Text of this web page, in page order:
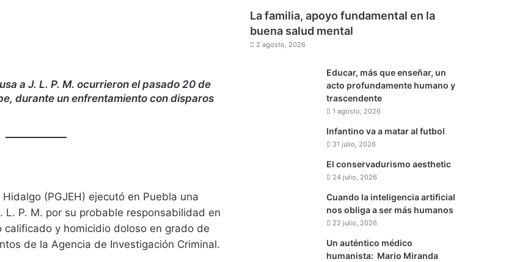
a J. L. P. M. ocurrieron el pasado 20 de
durante un enfrentamiento con disparos
(PGJEH) ejecutó en Puebla una
L. P. M. por su probable responsabilidad en
y homicidio doloso en grado de
de la Agencia de Investigación Criminal.
La familia, apoyo fundamental en la
buena salud mental
2 agosto, 2026
Educar, más que enseñar, un
acto profundamente humano y
trascendente
1 agosto, 2026
Infantino va a matar al futbol
31 julio, 2026
El conservadurismo aesthetic
24 julio, 2026
Cuando la inteligencia artificial
nos obliga a ser más humanos
22 julio, 2026
Un auténtico médico
humanista: Mario Miranda